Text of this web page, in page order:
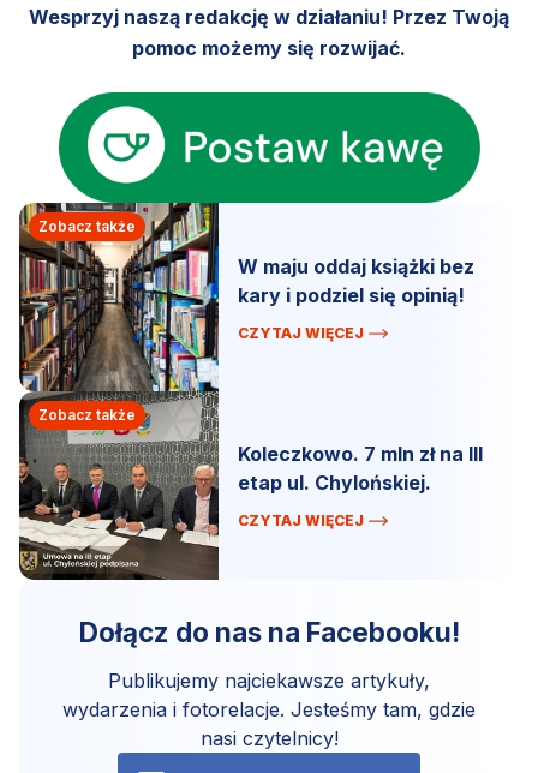
Wesprzyj naszą redakcję w działaniu! Przez Twoją
pomoc możemy się rozwijać.
Zobacz także
W maju oddaj książki bez
kary i podziel się opinią!
CZYTAJ WIĘCEJ
Zobacz także
Koleczkowo. 7 mln zł na III
etap ul. Chylońskiej.
CZYTAJ WIĘCEJ
Dołącz do nas na Facebooku!
Publikujemy najciekawsze artykuły,
wydarzenia i fotorelacje. Jesteśmy tam, gdzie
nasi czytelnicy!